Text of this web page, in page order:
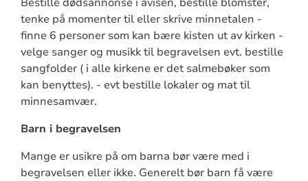
tenke på momenter til eller skrive minnetalen -
finne 6 personer som kan bære kisten ut av kirken -
velge sanger og musikk til begravelsen evt. bestille
sangfolder ( i alle kirkene er det salmebøker som
kan benyttes). - evt bestille lokaler og mat til
minnesamvær.
Barn i begravelsen
Mange er usikre på om barna bør være med i
begravelsen eller ikke. Generelt bør barn få være